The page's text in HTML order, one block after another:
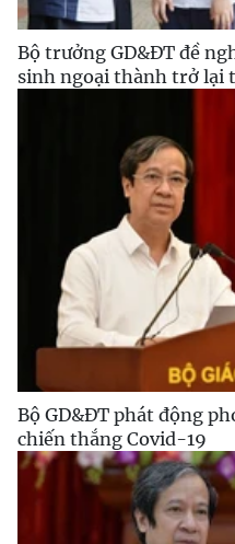
Bộ trưởng GD&ĐT đề
sinh ngoại thành trở lại
Bộ GD&ĐT phát động
chiến thắng Covid-19